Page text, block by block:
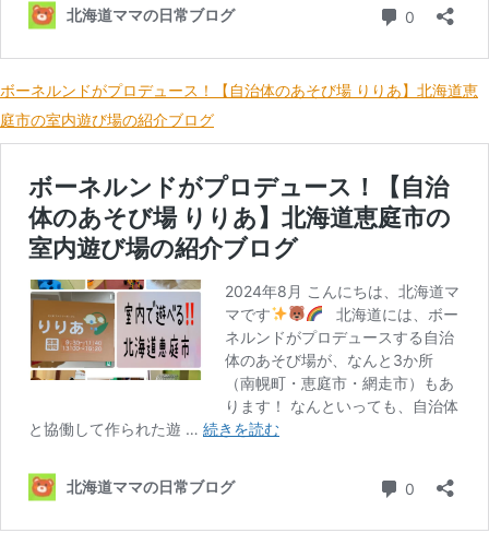
ボーネルンドがプロデュース！【自治体のあそび場 りりあ】北海道恵
庭市の室内遊び場の紹介ブログ